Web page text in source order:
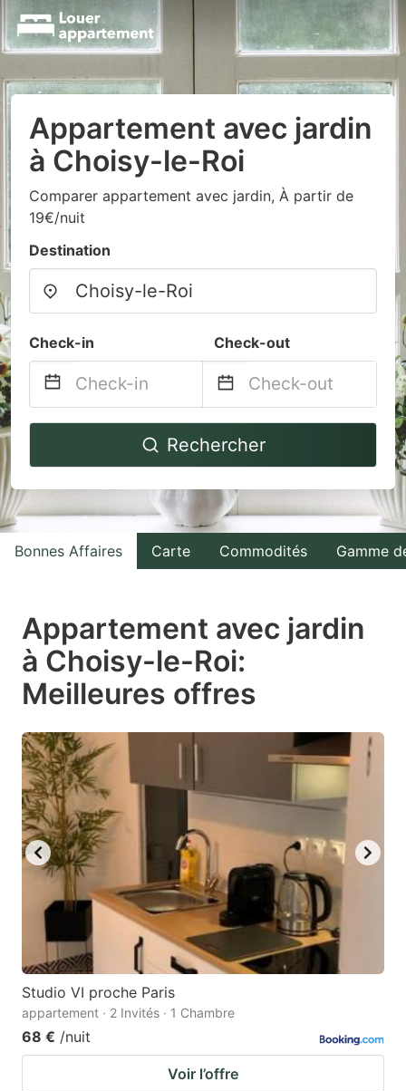
Appartement avec jardin
à Choisy-le-Roi
Comparer appartement avec jardin, À partir de
19€/nuit
Destination
Check-in Check-out
Navigate
to
the
select
a
date.
the
question
mark
key
to
get
the
keyboard
shortcuts
for
changing
dates.
Navigate
backward
to
with
the
select
date.
question
mark
key
get
the
keyboard
shortcuts
Rechercher
Bonnes Affaires Carte Commodités Gamme
Appartement avec jardin
à Choisy-le-Roi:
Meilleures offres
Studio VI proche Paris
appartement · 2 Invités · 1 Chambre
68 € /nuit
Voir l’offre